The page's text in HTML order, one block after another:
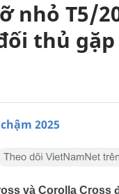
nhỏ T5/
thủ
2025
và Corolla